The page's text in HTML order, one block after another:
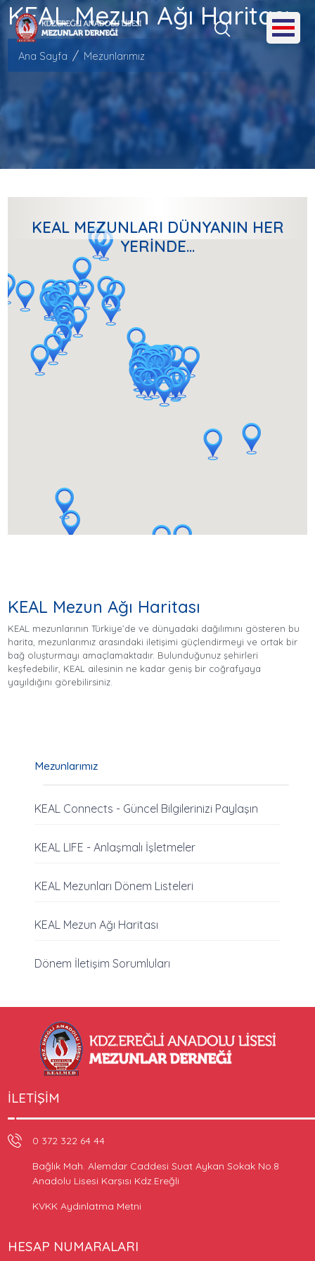
KEAL Mezun Ağı Haritası
Ana Sayfa Mezunlarımız
KEAL MEZUNLARI DÜNYANIN HER
YERİNDE…
KEAL Mezun Ağı Haritası
KEAL mezunlarının Türkiye’de ve dünyadaki dağılımını gösteren bu
harita, mezunlarımız arasındaki iletişimi güçlendirmeyi ve ortak bir
bağ oluşturmayı amaçlamaktadır. Bulunduğunuz şehirleri
keşfedebilir, KEAL ailesinin ne kadar geniş bir coğrafyaya
yayıldığını görebilirsiniz.
Mezunlarımız
KEAL Connects - Güncel Bilgilerinizi Paylaşın
KEAL LIFE - Anlaşmalı İşletmeler
KEAL Mezunları Dönem Listeleri
KEAL Mezun Ağı Haritası
Dönem İletişim Sorumluları
İLETIŞIM
0 372 322 64 44
Bağlık Mah. Alemdar Caddesi Suat Aykan Sokak No.8
Anadolu Lisesi Karşısı Kdz.Ereğli
KVKK Aydınlatma Metni
HESAP NUMARALARI